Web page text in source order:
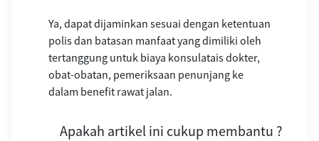
Ya, dapat dijaminkan sesuai dengan ketentuan
polis dan batasan manfaat yang dimiliki oleh
tertanggung untuk biaya konsulatais dokter,
obat-obatan, pemeriksaan penunjang ke
dalam benefit rawat jalan.
Apakah artikel ini cukup membantu ?